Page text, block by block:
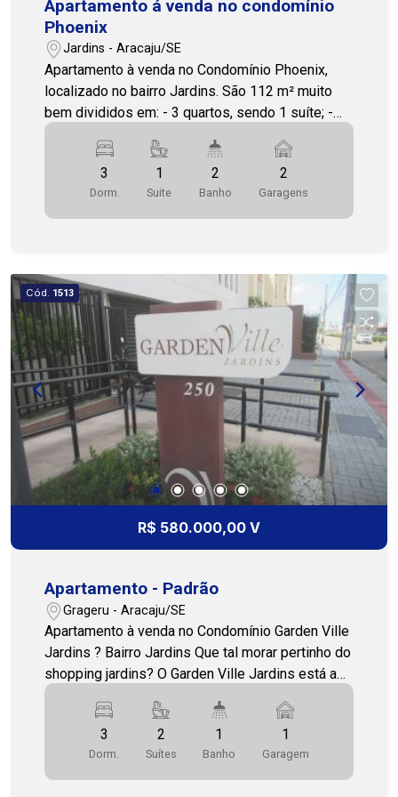
Apartamento á venda no condomínio
Phoenix
Jardins - Aracaju/SE
Apartamento à venda no Condomínio Phoenix,
localizado no bairro Jardins. São 112 m² muito
bem divididos em: - 3 quartos, sendo 1 suíte; -
Sala; - 1 WC Social; - Cozinha; - D.C.E; - Área de
serviço; - 2 vagas de garagem. Alguns detalhes
do condomínio: - Salão de festas; - Salão de
jogos; - Academia; - Parque infantil; - Piscina
adulto e infantil. Caso queira saber mais detalhes,
em horários flexíveis. COHAB PREMIUM
IMOBILIÁRIA - PJ 208 (79) 3231-3231 / 79
99809-2358
3
Dorm.
1
Suite
2
Banho
2
Garagens
Cód. 1513
R$ 580.000,00 V
Apartamento - Padrão
Grageru - Aracaju/SE
Apartamento à venda no Condomínio Garden Ville
Jardins ? Bairro Jardins Que tal morar pertinho do
shopping jardins? O Garden Ville Jardins está a
Hotel Ibis, restaurantes, farmácias, clínicas e com
fácil acesso ao transporte público. 3 dormitórios,
sendo 1 suíte 1 banheiro social WC de serviço 1
vaga de garagem 80 m² de área privativa Cohab
3
Dorm.
2
Suítes
1
Banho
1
Garagem